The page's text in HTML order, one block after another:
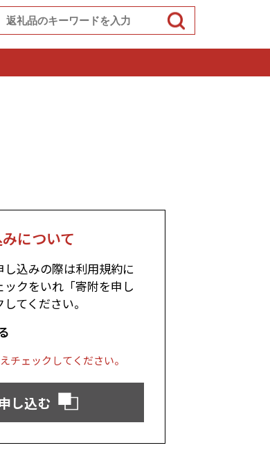
について
込みの際は利用規約に
クをいれ「寄附を申し
てください。
チェックしてください。
し込む